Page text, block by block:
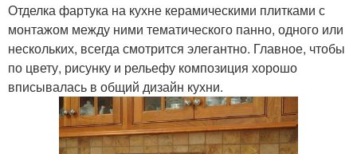
Отделка фартука на кухне керамическими плитками с
монтажом между ними тематического панно, одного или
нескольких, всегда смотрится элегантно. Главное, чтобы
по цвету, рисунку и рельефу композиция хорошо
вписывалась в общий дизайн кухни.